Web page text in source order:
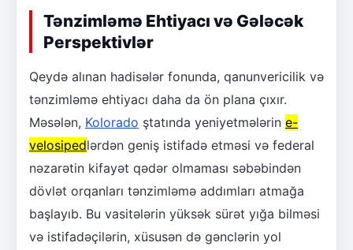
Tənzimləmə Ehtiyacı və Gələcək
Perspektivlər
Qeydə alınan hadisələr fonunda, qanunvericilik və
tənzimləmə ehtiyacı daha da ön plana çıxır.
Məsələn, Kolorado ştatında yeniyetmələrin e-
velosipedlərdən geniş istifadə etməsi və federal
nəzarətin kifayət qədər olmaması səbəbindən
dövlət orqanları tənzimləmə addımları atmağa
başlayıb. Bu vasitələrin yüksək sürət yığa bilməsi
və istifadəçilərin, xüsusən də gənclərin yol